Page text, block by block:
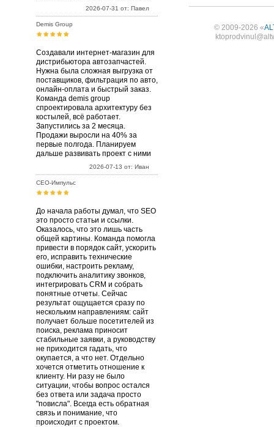
2026-07-31 от: Павел
Demis Group
Создавали интернет-магазин для
дистрибьютора автозапчастей.
Нужна была сложная выгрузка от
поставщиков, фильтрация по авто,
онлайн-оплата и быстрый заказ.
Команда demis group
спроектировала архитектуру без
костылей, всё работает.
Запустились за 2 месяца.
Продажи выросли на 40% за
первые полгода. Планируем
дальше развивать проект с ними
2026-07-13 от: Иван
СЕО-Импульс
До начала работы думал, что SEO
это просто статьи и ссылки.
Оказалось, что это лишь часть
общей картины. Команда помогла
привести в порядок сайт, ускорить
его, исправить технические
ошибки, настроить рекламу,
подключить аналитику звонков,
интегрировать CRM и собрать
понятные отчеты. Сейчас
результат ощущается сразу по
нескольким направлениям: сайт
получает больше посетителей из
поиска, реклама приносит
стабильные заявки, а руководству
не приходится гадать, что
окупается, а что нет. Отдельно
хочется отметить отношение к
клиенту. Ни разу не было
ситуации, чтобы вопрос остался
без ответа или задача просто
"повисла". Всегда есть обратная
связь и понимание, что
происходит с проектом.
© 2009-2026 «